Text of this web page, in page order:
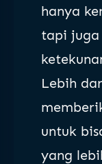
hanya
tapi juga
Lebih
untuk
yang